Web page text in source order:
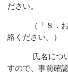
ださい。
（「８．お問
絡ください。）
氏名について
すので、事前確